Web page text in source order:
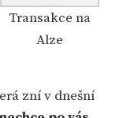
Transakce na
Alze
zní v dnešní